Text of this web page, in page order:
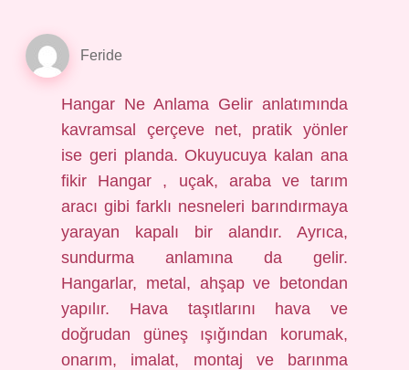
Feride
Hangar Ne Anlama Gelir anlatımında
kavramsal çerçeve net, pratik yönler
ise geri planda. Okuyucuya kalan ana
fikir Hangar , uçak, araba ve tarım
aracı gibi farklı nesneleri barındırmaya
yarayan kapalı bir alandır. Ayrıca,
sundurma anlamına da gelir.
Hangarlar, metal, ahşap ve betondan
yapılır. Hava taşıtlarını hava ve
doğrudan güneş ışığından korumak,
onarım, imalat, montaj ve barınma